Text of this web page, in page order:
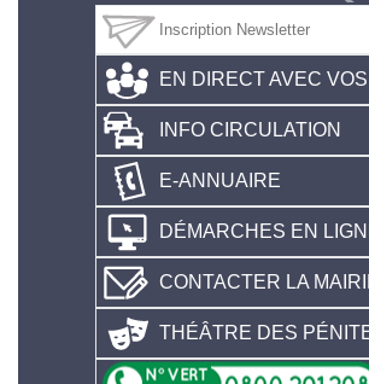
EN DIRECT AVEC
INFO CIRCULATION
E-ANNUAIRE
DÉMARCHES EN
CONTACTER LA
THÉÂTRE DES